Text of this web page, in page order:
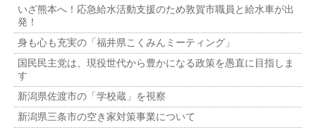
いざ熊本へ！応急給水活動支援のため敦賀市職員と給水車が出
発！
身も心も充実の「福井県こくみんミーティング」
国民民主党は、現役世代から豊かになる政策を愚直に目指しま
す
新潟県佐渡市の「学校蔵」を視察
新潟県三条市の空き家対策事業について